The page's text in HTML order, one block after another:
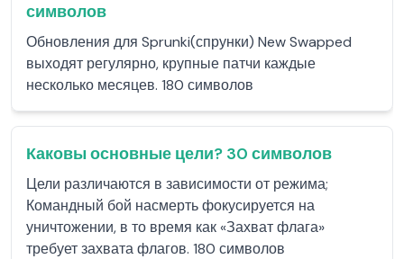
символов
Обновления для Sprunki(спрунки) New Swapped
выходят регулярно, крупные патчи каждые
несколько месяцев. 180 символов
Каковы основные цели? 30 символов
Цели различаются в зависимости от режима;
Командный бой насмерть фокусируется на
уничтожении, в то время как «Захват флага»
требует захвата флагов. 180 символов